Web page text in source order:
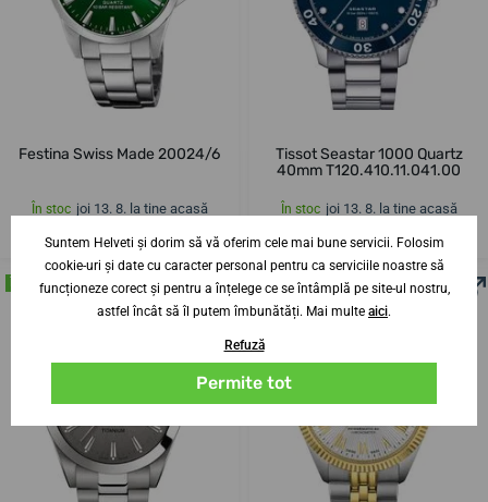
Festina Swiss Made 20024/6
În stoc joi 13. 8. la tine acasă
1 039,72 lei
Tissot Seastar 1000 Quartz
40mm T120.410.11.041.00
În stoc joi 13. 8. la tine acasă
2 676,36 lei
ÎN MAGAZIN ÎN MAGAZIN
Suntem Helveti și dorim să vă oferim cele mai bune servicii. Folosim
cookie-uri și date cu caracter personal pentru ca serviciile noastre să
funcționeze corect și pentru a înțelege ce se întâmplă pe site-ul nostru,
astfel încât să îl putem îmbunătăți. Mai multe aici.
Refuză
Permite tot